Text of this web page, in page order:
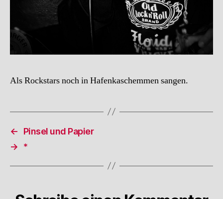
Als Rockstars noch in Hafenkaschemmen sangen.
←
Pinsel und Papier
→
*